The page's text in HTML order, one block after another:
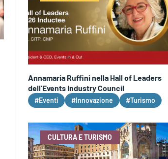
Annamaria Ruffini nella Hall of Leaders
dell’Events Industry Council
#Eventi #Innovazione #Turismo
CULTURA E TURISMO